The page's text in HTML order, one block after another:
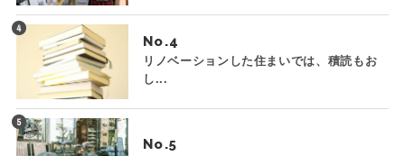
No.
リノベーションした住まいでは、積読もお
し...
No.